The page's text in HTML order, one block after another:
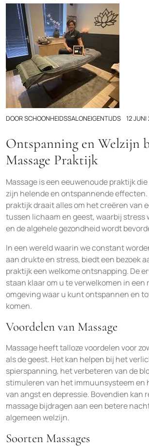
DOORSCHOONHEIDSSALONEIGENTIJDS 12
Ontspanning en Welzijn
Massage Praktijk
Massage is een eeuwenoude praktijk
zijn helende en ontspannende effecten.
praktijk draait alles om het creëren van
tussen lichaam en geest, waarbij stress
en de algehele gezondheid wordt
In een wereld waarin we constant
aan drukte en stress, biedt een bezoek
praktijk een welkome ontsnapping. De
staan klaar om u te verwelkomen in een
omgeving waar u kunt ontspannen en
komen.
Voordelen van Massage
Massage heeft talloze voordelen voor
als de geest. Het kan helpen bij het
spierspanning, het verbeteren van de
stimuleren van het immuunsysteem en
van angst en depressie. Bovendien kan
massage bijdragen aan een betere
algemeen welzijn.
Soorten Massages